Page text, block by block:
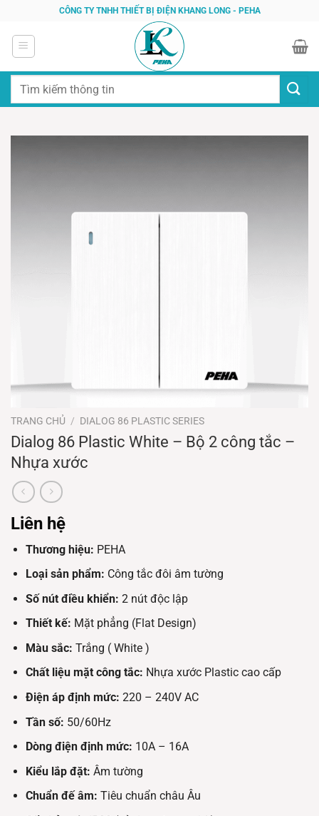
dung
CÔNG TY TNHH THIẾT BỊ ĐIỆN KHANG LONG - PEHA
Tìm
TRANG CHỦ / DIALOG 86 PLASTIC SERIES
Dialog 86 Plastic White – Bộ 2 công tắc –
Nhựa xước
Liên hệ
Thương hiệu: PEHA
Loại sản phẩm: Công tắc đôi âm tường
Số nút điều khiển: 2 nút độc lập
Thiết kế: Mặt phẳng (Flat Design)
Màu sắc: Trắng ( White )
Chất liệu mặt công tắc: Nhựa xước Plastic cao cấp
Điện áp định mức: 220 – 240V AC
Tần số: 50/60Hz
Dòng điện định mức: 10A – 16A
Kiểu lắp đặt: Âm tường
Chuẩn đế âm: Tiêu chuẩn châu Âu